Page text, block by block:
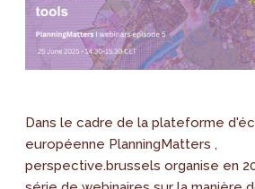
Dans le cadre de la plateforme
européenne PlanningMatters ,
perspective.brussels organise en